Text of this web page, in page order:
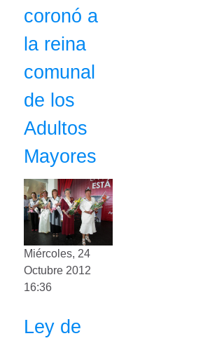
coronó a
la reina
comunal
de los
Adultos
Mayores
Miércoles, 24
Octubre 2012
16:36
Ley de